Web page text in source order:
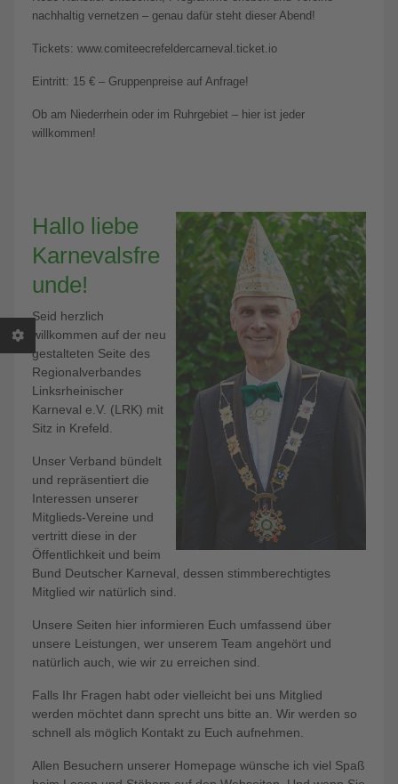
nachhaltig vernetzen – genau dafür steht dieser Abend!
Tickets: www.comiteecrefeldercarneval.ticket.io
Eintritt: 15 € – Gruppenpreise auf Anfrage!
Ob am Niederrhein oder im Ruhrgebiet – hier ist jeder
willkommen!
Hallo liebe
Karnevalsfre
unde!
Seid herzlich
willkommen auf der neu
gestalteten Seite des
Regionalverbandes
Linksrheinischer
Karneval e.V. (LRK) mit
Sitz in Krefeld.
Unser Verband bündelt
und repräsentiert die
Interessen unserer
Mitglieds-Vereine und
vertritt diese in der
Öffentlichkeit und beim
Bund Deutscher Karneval, dessen stimmberechtigtes
Mitglied wir natürlich sind.
Unsere Seiten hier informieren Euch umfassend über
unsere Leistungen, wer unserem Team angehört und
natürlich auch, wie wir zu erreichen sind.
Falls Ihr Fragen habt oder vielleicht bei uns Mitglied
werden möchtet dann sprecht uns bitte an. Wir werden so
schnell als möglich Kontakt zu Euch aufnehmen.
Allen Besuchern unserer Homepage wünsche ich viel Spaß